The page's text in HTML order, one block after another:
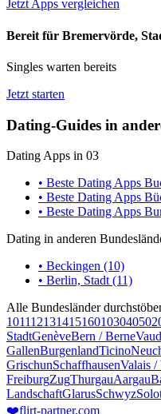
Jetzt Apps vergleichen
Bereit für Bremervörde,
Singles warten bereits
Jetzt starten
Dating-Guides in
Dating Apps in 03
• Beste Dating Apps
• Beste Dating Apps
• Beste Dating Apps
Dating in anderen
• Beckingen (10)
• Berlin, Stadt (11)
Alle Bundesländer
101112131415160103040502
StadtGenèveBern / BerneVaud
GallenBurgenlandTicino
GrischunSchaffhausenValais /
FreiburgZugThurgauAargau
LandschaftGlarusSchwyz
❤️flirt-partner.com